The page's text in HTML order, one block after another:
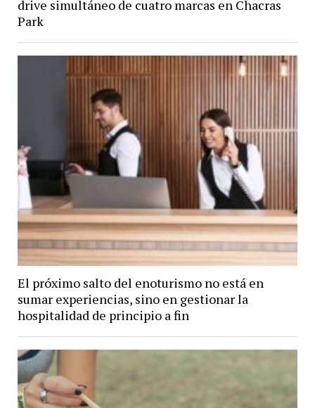
drive simultáneo de cuatro marcas en Chacras
Park
El próximo salto del enoturismo no está en
sumar experiencias, sino en gestionar la
hospitalidad de principio a fin